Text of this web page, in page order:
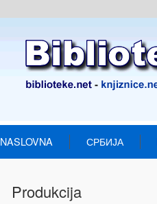
NASLOVNA СРБИЈА
Produkcija